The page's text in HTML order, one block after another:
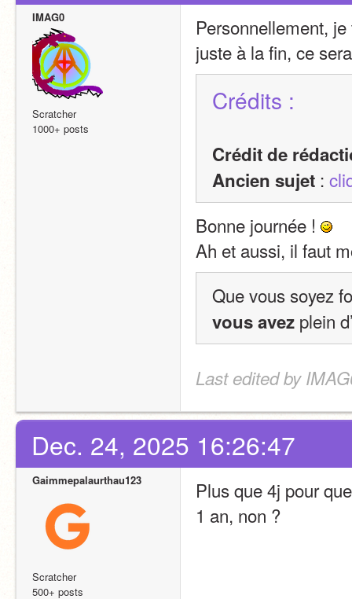
IMAG0
Scratcher
1000+ posts
Personnellement,
juste à la fin, ce
Crédits :
Crédit de
Ancien sujet :
Bonne journée !
Ah et aussi, il faut
Que vous soyez
vous avez plein
Last edited by
Dec. 24, 2025 16:26:47
Gaimmepalaurthau123
Scratcher
500+ posts
Plus que 4j pour
1 an, non ?